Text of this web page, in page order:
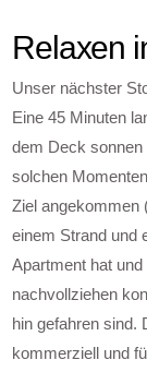
Relaxen
Unser nächster
Eine 45 Minuten
dem Deck
solchen
Ziel angekommen
einem Strand und
Apartment hat
nachvollziehen
hin gefahren sind.
kommerziell und